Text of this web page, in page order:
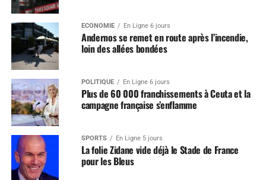
ÉCONOMIE En Ligne 6 jours
Andernos se remet en route après l’incendie,
loin des allées bondées
POLITIQUE En Ligne 6 jours
Plus de 60 000 franchissements à Ceuta et la
campagne française s’enflamme
SPORTS En Ligne 5 jours
La folie Zidane vide déjà le Stade de France
pour les Bleus